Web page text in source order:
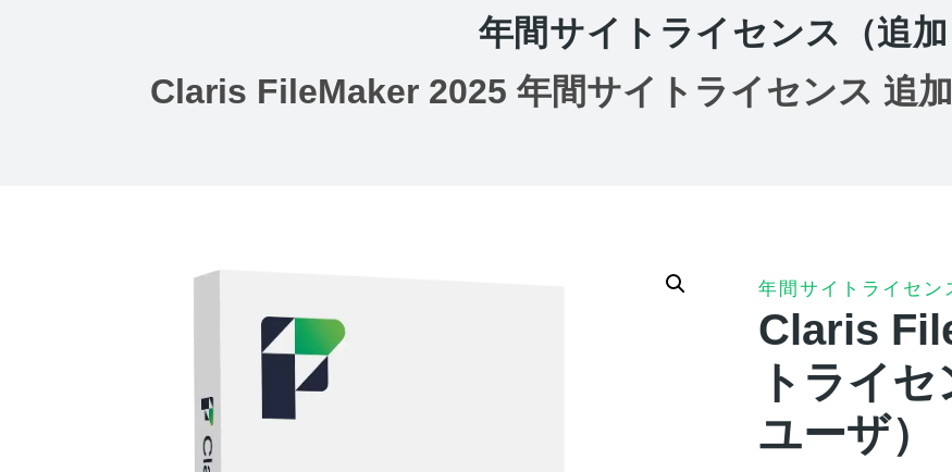
年間サイトライセンス（追加
Claris FileMaker 2025 年間サイトライセンス 追加
年間サイトライセン
Claris
トライ
ユーザ）